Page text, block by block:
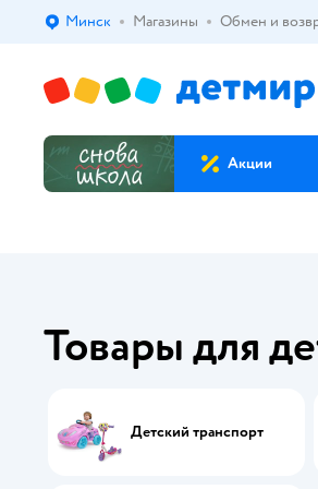
Выбор адреса доставки.
Минск Магазины Обмен и
Акции
Товары для
Детский транспорт